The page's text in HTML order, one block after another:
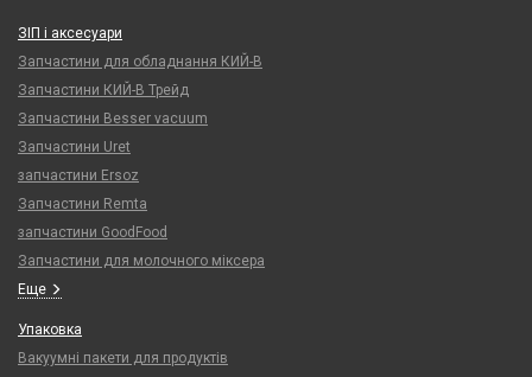
ЗІП і аксесуари
Запчастини для обладнання КИЙ-В
Запчастини КИЙ-В Трейд
Запчастини Besser vacuum
Запчастини Uret
запчастини Ersoz
Запчастини Remta
запчастини GoodFood
Запчастини для молочного міксера
Еще
Упаковка
Вакуумні пакети для продуктів